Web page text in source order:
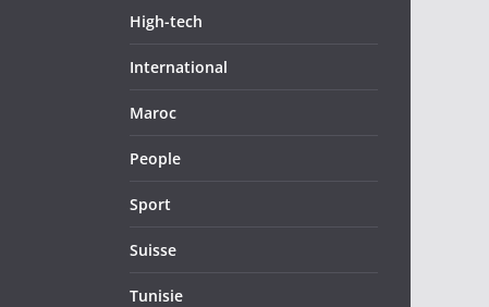
High-tech
International
Maroc
People
Sport
Suisse
Tunisie